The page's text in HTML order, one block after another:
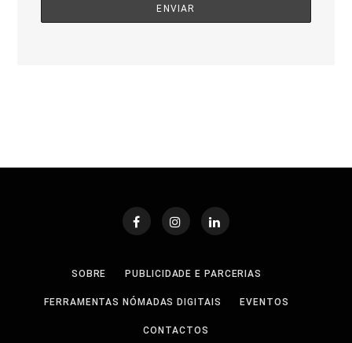
SOBRE PUBLICIDADE E PARCERIAS
FERRAMENTAS NÓMADAS DIGITAIS EVENTOS
CONTACTOS